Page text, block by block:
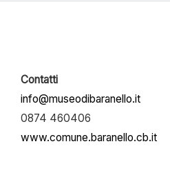
Contatti
info@museodibaranello.it
0874 460406
www.comune.baranello.cb.it